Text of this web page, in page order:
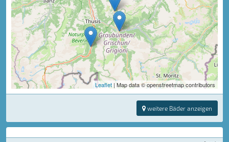
Leaflet | Map data © openstreetmap contributors
weitere Bäder anzeigen